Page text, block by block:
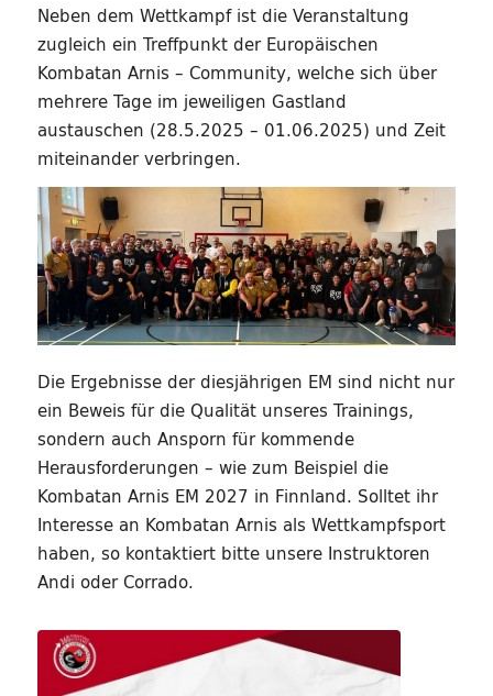
Neben dem Wettkampf ist die Veranstaltung
zugleich ein Treffpunkt der Europäischen
Kombatan Arnis – Community, welche sich über
mehrere Tage im jeweiligen Gastland
austauschen (28.5.2025 – 01.06.2025) und Zeit
miteinander verbringen.
Die Ergebnisse der diesjährigen EM sind nicht nur
ein Beweis für die Qualität unseres Trainings,
sondern auch Ansporn für kommende
Herausforderungen – wie zum Beispiel die
Kombatan Arnis EM 2027 in Finnland. Solltet ihr
Interesse an Kombatan Arnis als Wettkampfsport
haben, so kontaktiert bitte unsere Instruktoren
Andi oder Corrado.